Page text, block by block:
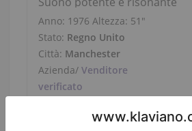
Anno: 1976 Altezza: 51″
Stato: Regno Unito
Città: Manchester
Azienda/Venditore
verificato